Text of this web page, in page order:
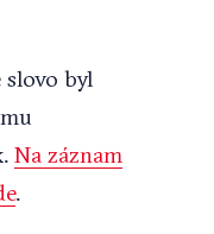
byl
Na záznam
.